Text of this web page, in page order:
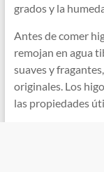
grados y la
Antes de comer
remojan en agua
suaves y
originales. Los
las propiedades